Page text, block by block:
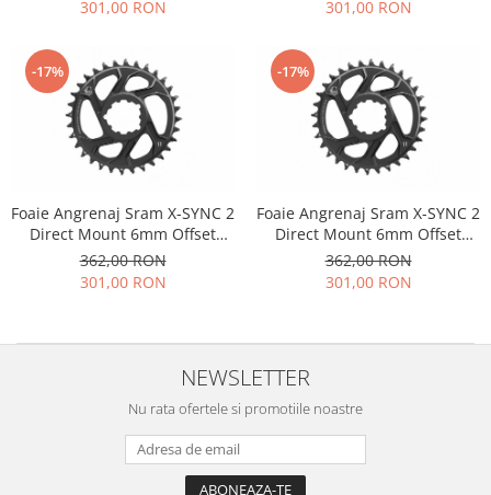
301,00 RON
301,00 RON
-17%
Foaie Angrenaj Sram X-SYNC 2
Direct Mount 6mm Offset
Eagle - 34T, Gri
362,00 RON
301,00 RON
-17%
Foaie Angrenaj Sram X-SYNC 2
Direct Mount 6mm Offset
Eagle - 36T, Gri
362,00 RON
301,00 RON
NEWSLETTER
Nu rata ofertele si promotiile noastre